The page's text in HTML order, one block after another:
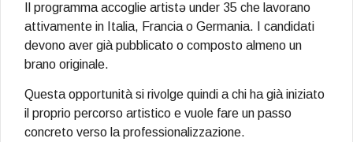
Il programma accoglie artistə under 35 che lavorano
attivamente in Italia, Francia o Germania. I candidati
devono aver già pubblicato o composto almeno un
brano originale.
Questa opportunità si rivolge quindi a chi ha già iniziato
il proprio percorso artistico e vuole fare un passo
concreto verso la professionalizzazione.